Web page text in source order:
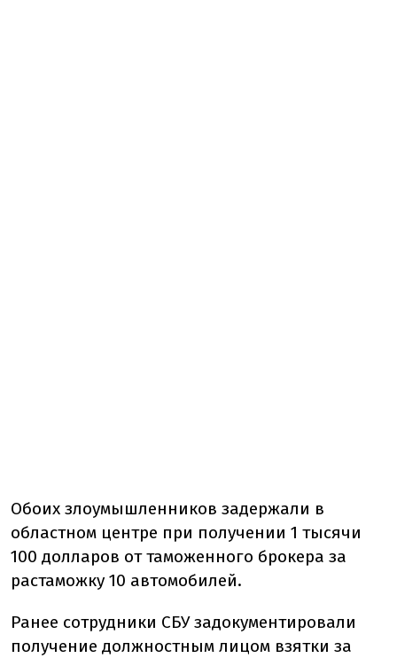
Обоих злоумышленников задержали в
областном центре при получении 1 тысячи
100 долларов от таможенного брокера за
растаможку 10 автомобилей.
Ранее сотрудники СБУ задокументировали
получение должностным лицом взятки за